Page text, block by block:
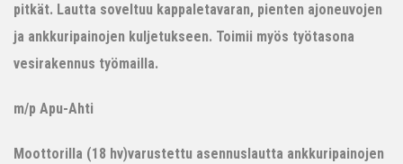
pitkät. Lautta soveltuu kappaletavaran, pienten ajoneuvojen
ja ankkuripainojen kuljetukseen. Toimii myös työtasona
vesirakennus työmailla.
m/p Apu-Ahti
Moottorilla (18 hv)varustettu asennuslautta ankkuripainojen